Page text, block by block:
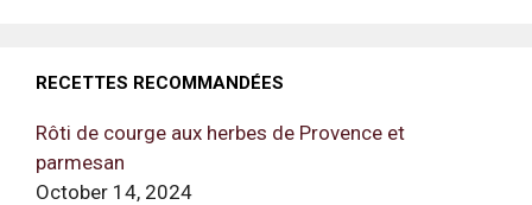
RECETTES RECOMMANDÉES
Rôti de courge aux herbes de Provence et
parmesan
October 14, 2024